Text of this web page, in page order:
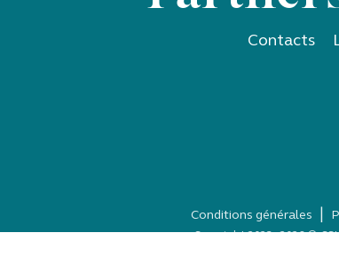
Contacts
Conditions générales
Copyright 2023 - 2026 ©